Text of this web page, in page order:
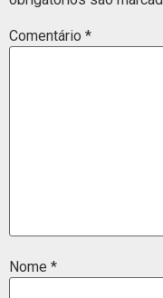
Comentário *
Nome *